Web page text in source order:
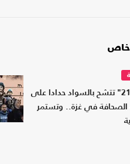
خاص
"عربي21" تتشح بالسواد حدادا على
الصحافة في غزة.. وتستمر